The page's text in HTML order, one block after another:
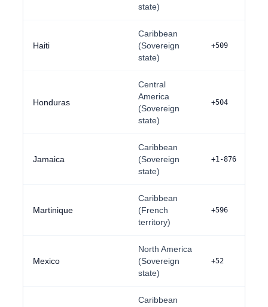
state)
Haiti
Caribbean
(Sovereign
state)
+509
Honduras
Central
America
(Sovereign
state)
+504
Jamaica
Caribbean
(Sovereign
state)
+1-876
Martinique
Caribbean
(French
territory)
+596
Mexico
North America
(Sovereign
state)
+52
Caribbean